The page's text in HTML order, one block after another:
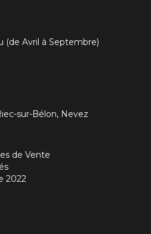
(de Avril à Septembre)
sur-Bélon, Nevez
de Vente
2022